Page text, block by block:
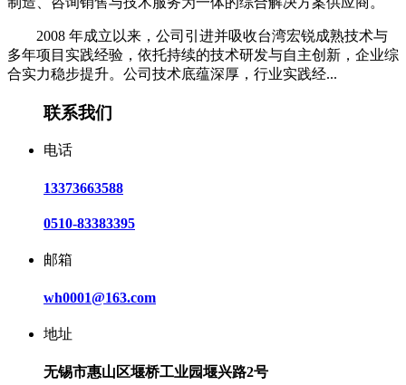
2008 年成立以来，公司引进并吸收台湾宏锐成熟技术与
多年项目实践经验，依托持续的技术研发与自主创新，企业综
合实力稳步提升。公司技术底蕴深厚，行业实践经...
联系我们
电话
13373663588
0510-83383395
邮箱
wh0001@163.com
地址
无锡市惠山区堰桥工业园堰兴路2号